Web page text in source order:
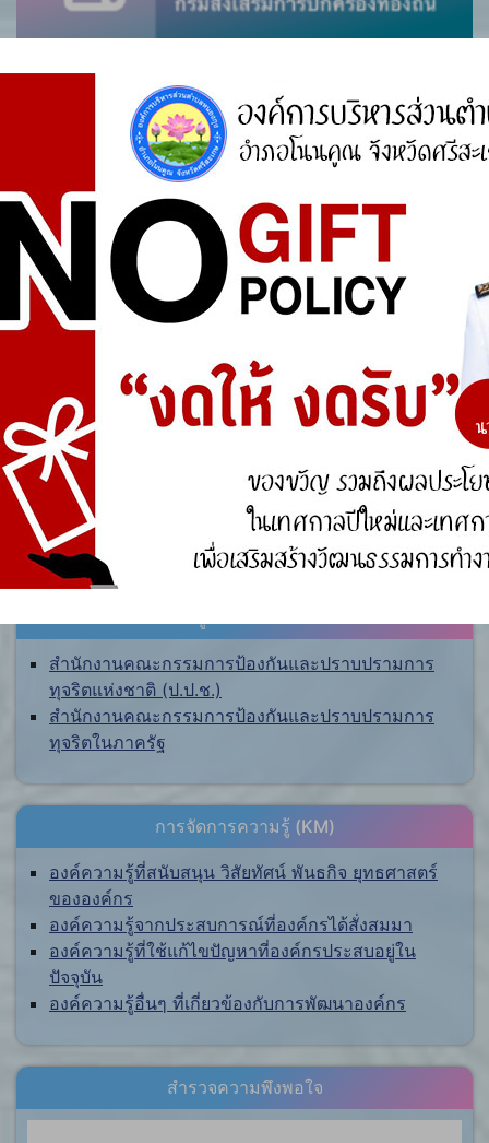
สำนักงานคณะกรรมการป้องกันและปราบปรามการ
ทุจริตแห่งชาติ (ป.ป.ช.)
สำนักงานคณะกรรมการป้องกันและปราบปรามการ
ทุจริตในภาครัฐ
การจัดการความรู้ (KM)
องค์ความรู้ที่สนับสนุน วิสัยทัศน์ พันธกิจ ยุทธศาสตร์
ขององค์กร
องค์ความรู้จากประสบการณ์ที่องค์กรได้สั่งสมมา
องค์ความรู้ที่ใช้แก้ไขปัญหาที่องค์กรประสบอยู่ใน
ปัจจุบัน
องค์ความรู้อื่นๆ ที่เกี่ยวข้องกับการพัฒนาองค์กร
สำรวจความพึงพอใจ